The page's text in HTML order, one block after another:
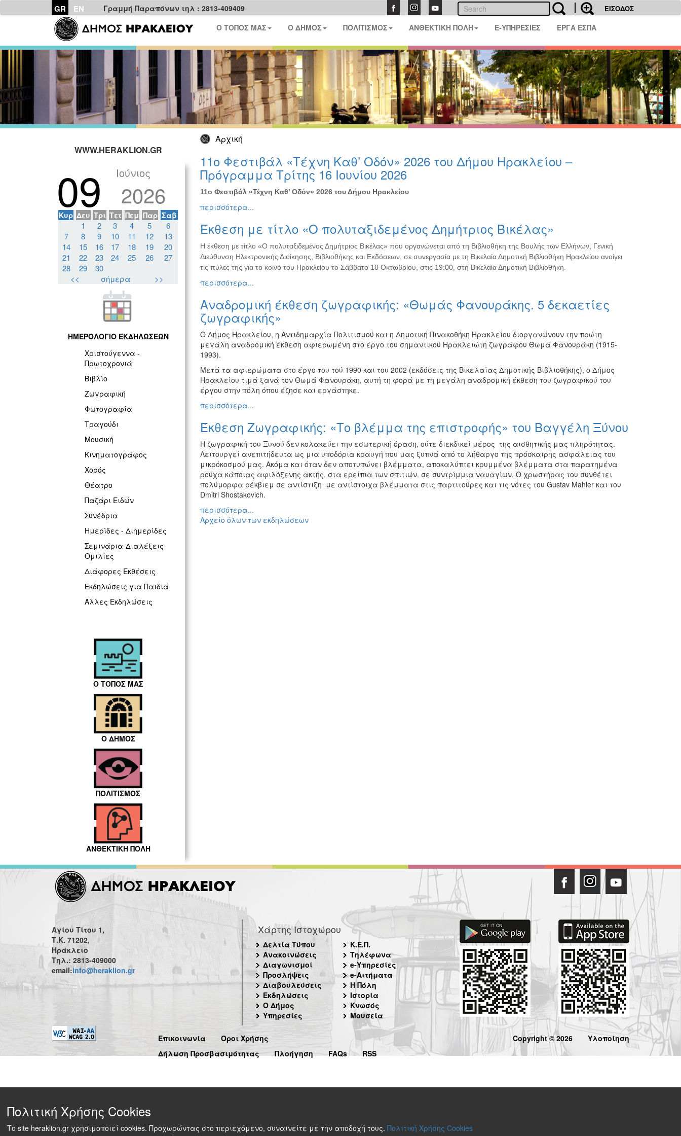
GR EN Γραμμή Παραπόνων τηλ : 2813-409409 ΕΙΣΟΔΟΣ
Ο ΤΟΠΟΣ ΜΑΣ Ο ΔΗΜΟΣ ΠΟΛΙΤΙΣΜΟΣ ΑΝΘΕΚΤΙΚΗ ΠΟΛΗ E-ΥΠΗΡΕΣΙΕΣ ΕΡΓΑ ΕΣΠΑ
Αρχική
WWW.HERAKLION.GR
09 Ιούνιος
2026
Κυρ Δευ Τρι Τετ Πεμ Παρ Σαβ
1 2 3 4 5
6
7
8 9 10 11 12
13
14
15 16 17 18 19
20
21
22 23 24 25 26
27
28
29
30
<<
σήμερα >>
ΗΜΕΡΟΛΟΓΙΟ ΕΚΔΗΛΩΣΕΩΝ
Χριστούγεννα -
Πρωτοχρονιά
Βιβλίο
Ζωγραφική
Φωτογραφία
Τραγούδι
Μουσική
Κινηματογράφος
Χορός
Θέατρο
Παζάρι Ειδών
Συνέδρια
Ημερίδες - Διημερίδες
Σεμινάρια-Διαλέξεις-
Ομιλίες
Διάφορες Εκθέσεις
Εκδηλώσεις για Παιδιά
Άλλες Εκδηλώσεις
Ο ΤΟΠΟΣ ΜΑΣ
Ο ΔΗΜΟΣ
ΠΟΛΙΤΙΣΜΟΣ
ΑΝΘΕΚΤΙΚΗ ΠΟΛΗ
11ο Φεστιβάλ «Τέχνη Καθ’ Οδόν» 2026 του Δήμου Ηρακλείου –
Πρόγραμμα Τρίτης 16 Ιουνίου 2026
11ο Φεστιβάλ «Τέχνη Καθ’ Οδόν» 2026 του Δήμου Ηρακλείου
περισσότερα...
Έκθεση με τίτλο «Ο πολυταξιδεμένος Δημήτριος Βικέλας»
Η έκθεση με τίτλο «Ο πολυταξιδεμένος Δημήτριος Βικέλας» που οργανώνεται από τη Βιβλιοθήκη της Βουλής των Ελλήνων, Γενική
Διεύθυνση Ηλεκτρονικής Διοίκησης, Βιβλιοθήκης και Εκδόσεων, σε συνεργασία με τη Βικελαία Δημοτική Βιβλιοθήκη Ηρακλείου ανοίγει
τις πύλες της για το κοινό του Ηρακλείου το Σάββατο 18 Οκτωβρίου, στις 19:00, στη Βικελαία Δημοτική Βιβλιοθήκη.
περισσότερα...
Αναδρομική έκθεση ζωγραφικής: «Θωμάς Φανουράκης. 5 δεκαετίες
ζωγραφικής»
Ο Δήμος Ηρακλείου, η Αντιδημαρχία Πολιτισμού και η Δημοτική Πινακοθήκη Ηρακλείου διοργανώνουν την πρώτη
μεγάλη αναδρομική έκθεση αφιερωμένη στο έργο του σημαντικού Ηρακλειώτη ζωγράφου Θωμά Φανουράκη (1915-
1993).
Μετά τα αφιερώματα στο έργο του τού 1990 και του 2002 (εκδόσεις της Βικελαίας Δημοτικής Βιβλιοθήκης), ο Δήμος
Ηρακλείου τιμά ξανά τον Θωμά Φανουράκη, αυτή τη φορά με τη μεγάλη αναδρομική έκθεση του ζωγραφικού του
έργου στην πόλη όπου έζησε και εργάστηκε.
περισσότερα...
Έκθεση Ζωγραφικής: «Το βλέμμα της επιστροφής» του Βαγγέλη Ξύνου
Η ζωγραφική του Ξυνού δεν κολακεύει την εσωτερική όραση, ούτε διεκδικεί μέρος της αισθητικής μας πληρότητας.
Λειτουργεί ανεπιτήδευτα ως μια υποδόρια κραυγή που μας ξυπνά από το λήθαργο της πρόσκαιρης ασφάλειας του
μικρόκοσμού μας. Ακόμα και όταν δεν αποτυπώνει βλέμματα, αποκαλύπτει κρυμμένα βλέμματα στα παρατημένα
ρούχα κάποιας αφιλόξενης ακτής, στα ερείπια των σπιτιών, σε συντρίμμια ναυαγίων. Ο χρωστήρας του συνθέτει
πολύμορφα ρέκβιεμ σε αντίστιξη με αντίστοιχα βλέμματα στις παρτιτούρες και τις νότες του Gustav Mahler και του
Dmitri Shostakovich.
περισσότερα...
Αρχείο όλων των εκδηλώσεων
Αγίου Τίτου 1,
Τ.Κ. 71202,
Ηράκλειο
Τηλ.: 2813-409000
email:info@heraklion.gr
Χάρτης Ιστοχώρου
Δελτία Τύπου
Ανακοινώσεις
Διαγωνισμοί
Προσλήψεις
Διαβουλεύσεις
Εκδηλώσεις
Ο Δήμος
Υπηρεσίες
Κ.Ε.Π.
Τηλέφωνα
e-Υπηρεσίες
e-Αιτήματα
Η Πόλη
Ιστορία
Κνωσός
Μουσεία
Επικοινωνία
Όροι Χρήσης
Δήλωση Προσβασιμότητας
Πλοήγηση FAQs RSS
Copyright © 2026 Υλοποίηση
Πολιτική Χρήσης Cookies
Το site heraklion.gr χρησιμοποιεί cookies. Προχωρώντας στο περιεχόμενο, συναινείτε με την αποδοχή τους. Πολιτική Χρήσης Cookies